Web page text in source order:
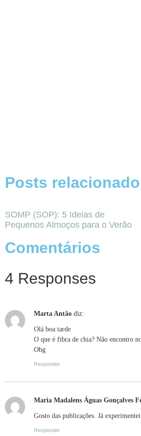
Posts
SOMP (SOP): 5 Ideias de
Pequenos Almoços para o Verão
Comentários
4 Responses
Marta Antão diz:
Olá boa tarde
O que é fibra de chia? Não encontro
Obg
Responder
Maria Madalens Águas Gonçalves
Gosto das publicações. Já
Responder